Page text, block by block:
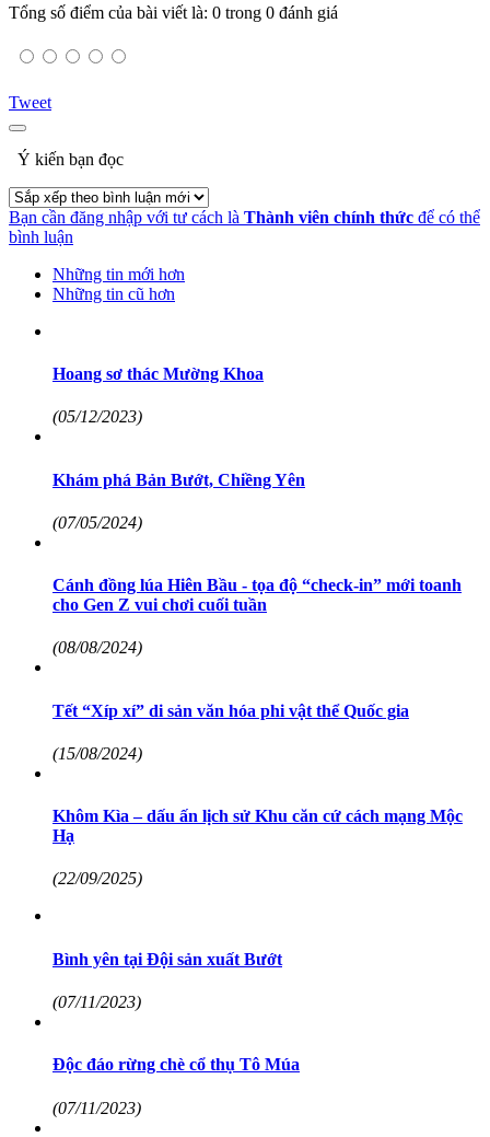
Tổng số điểm của bài viết là: 0 trong 0 đánh giá
Tweet
Ý kiến bạn đọc
Bạn cần đăng nhập với tư cách là Thành viên chính thức để có thể
bình luận
Những tin mới hơn
Những tin cũ hơn
Hoang sơ thác Mường Khoa
(05/12/2023)
Khám phá Bản Bướt, Chiềng Yên
(07/05/2024)
Cánh đồng lúa Hiên Bầu - tọa độ “check-in” mới toanh
cho Gen Z vui chơi cuối tuần
(08/08/2024)
Tết “Xíp xí” di sản văn hóa phi vật thể Quốc gia
(15/08/2024)
Khôm Kìa – dấu ấn lịch sử Khu căn cứ cách mạng Mộc
Hạ
(22/09/2025)
Bình yên tại Đội sản xuất Bướt
(07/11/2023)
Độc đáo rừng chè cổ thụ Tô Múa
(07/11/2023)